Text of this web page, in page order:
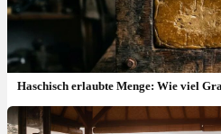
Haschisch erlaubte Menge: Wie viel